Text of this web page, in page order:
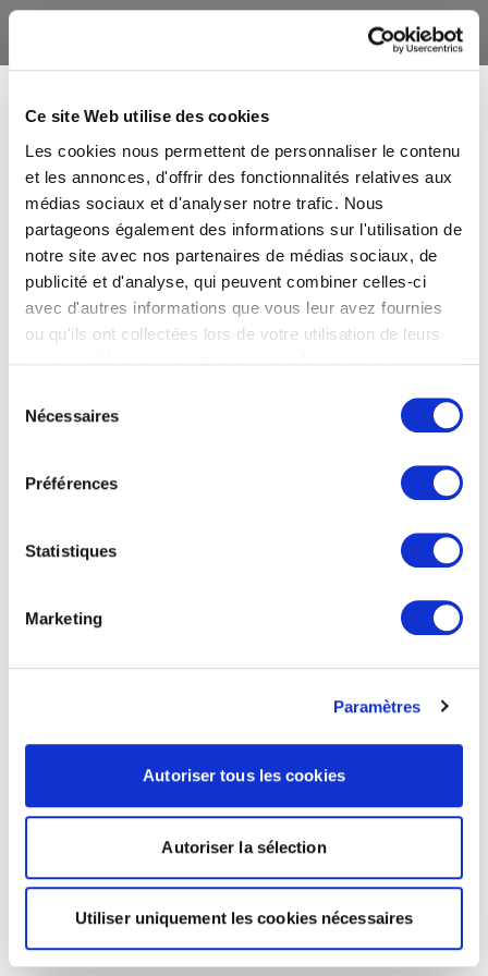
Ce site Web utilise des cookies
Les cookies nous permettent de personnaliser le contenu
et les annonces, d'offrir des fonctionnalités relatives aux
médias sociaux et d'analyser notre trafic. Nous
partageons également des informations sur l'utilisation de
notre site avec nos partenaires de médias sociaux, de
publicité et d'analyse, qui peuvent combiner celles-ci
avec d'autres informations que vous leur avez fournies
ou qu'ils ont collectées lors de votre utilisation de leurs
Nécessaires
Préférences
Statistiques
Marketing
Paramètres
Autoriser tous les cookies
Autoriser la sélection
Utiliser uniquement les cookies nécessaires